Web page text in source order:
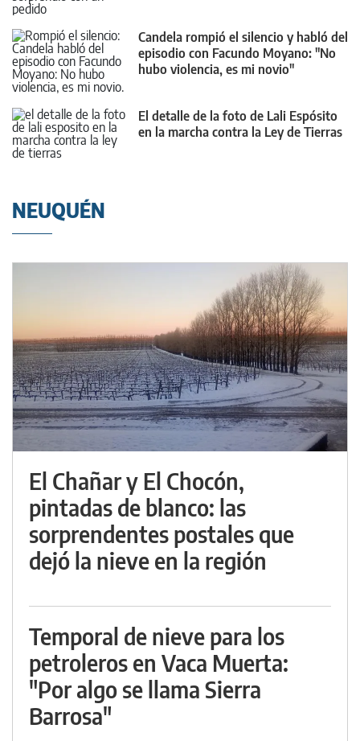
Candela rompió el silencio y habló del
episodio con Facundo Moyano: "No
hubo violencia, es mi novio"
El detalle de la foto de Lali Espósito
en la marcha contra la Ley de Tierras
NEUQUÉN
El Chañar y El Chocón,
pintadas de blanco: las
sorprendentes postales que
dejó la nieve en la región
Temporal de nieve para los
petroleros en Vaca Muerta:
"Por algo se llama Sierra
Barrosa"